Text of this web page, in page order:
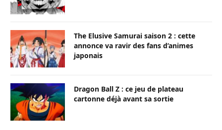
The Elusive Samurai saison 2 : cette
annonce va ravir des fans d’animes
japonais
Dragon Ball Z : ce jeu de plateau
cartonne déjà avant sa sortie